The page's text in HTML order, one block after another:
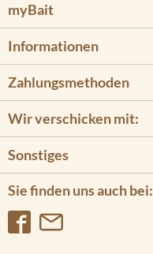
myBait
Informationen
Sie finden uns auch bei:
Zahlungsmethoden
Wir verschicken mit:
Sonstiges